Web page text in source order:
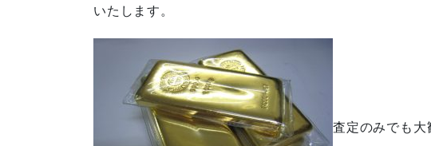
いたします。
査定のみでも大